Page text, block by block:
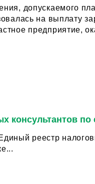
допускаемого
зарплаты «в конверте».
предприятие,
консультантов
реестр налоговых